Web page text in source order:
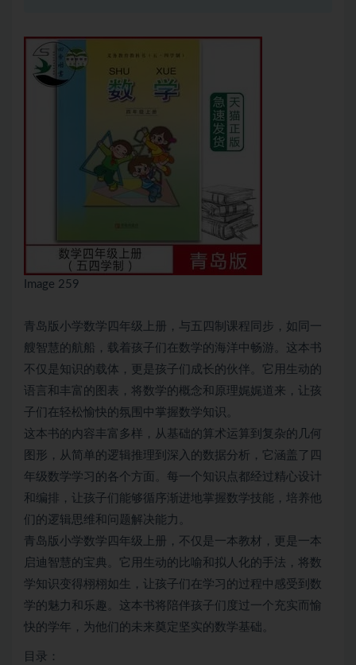
Image 259
青岛版 小学数学 四年级上册，与五四制课程同步，如同一
艘智慧的航船，载着孩子们在数学的海洋中畅游。这本书
不仅是知识的载体，更是孩子们成长的伙伴。它用生动的
语言和丰富的图表，将数学的概念和原理娓娓道来，让孩
子们在轻松愉快的氛围中掌握数学知识。
这本书的内容丰富多样，从基础的算术运算到复杂的几何
图形，从简单的逻辑推理到深入的数据分析，它涵盖了四
年级数学学习的各个方面。每一个知识点都经过精心设计
和编排，让孩子们能够循序渐进地掌握数学技能，培养他
们的逻辑思维和问题解决能力。
青岛版小学数学四年级上册，不仅是一本教材，更是一本
启迪智慧的宝典。它用生动的比喻和拟人化的手法，将数
学知识变得栩栩如生，让孩子们在学习的过程中感受到数
学的魅力和乐趣。这本书将陪伴孩子们度过一个充实而愉
快的学年，为他们的未来奠定坚实的数学基础。
目录：